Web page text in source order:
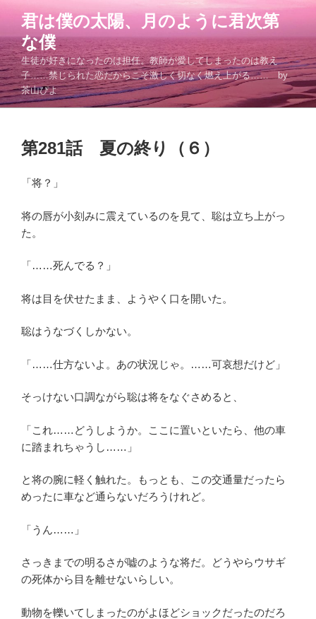
テ
ン
ツ
へ
ス
君は僕の太陽、月のように君次第
な僕
生徒が好きになったのは担任。教師が愛してしまったのは教え
子……禁じられた恋だからこそ激しく切なく燃え上がる…… by
茶山ぴよ
投
稿
第281話 夏の終り（６）
「将？」
将の唇が小刻みに震えているのを見て、聡は立ち上がっ
た。
「……死んでる？」
将は目を伏せたまま、ようやく口を開いた。
聡はうなづくしかない。
「……仕方ないよ。あの状況じゃ。……可哀想だけど」
そっけない口調ながら聡は将をなぐさめると、
「これ……どうしようか。ここに置いといたら、他の車
に踏まれちゃうし……」
と将の腕に軽く触れた。もっとも、この交通量だったら
めったに車など通らないだろうけれど。
「うん……」
さっきまでの明るさが嘘のような将だ。どうやらウサギ
の死体から目を離せないらしい。
動物を轢いてしまったのがよほどショックだったのだろ